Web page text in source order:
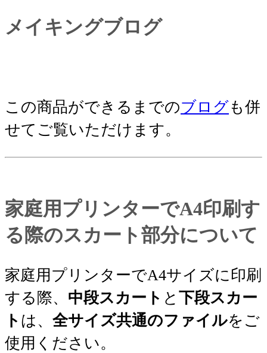
メイキングブログ
この商品ができるまでのブログも併
せてご覧いただけます。
家庭用プリンターでA4印刷す
る際のスカート部分について
家庭用プリンターでA4サイズに印刷
する際、 中段スカート と 下段スカー
ト は、 全サイズ共通のファイルをご
使用ください。